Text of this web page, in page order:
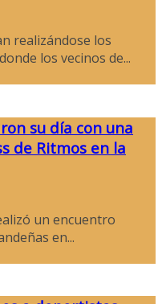
realizándose los
los vecinos de...
su día con una
de Ritmos en la
un encuentro
en...